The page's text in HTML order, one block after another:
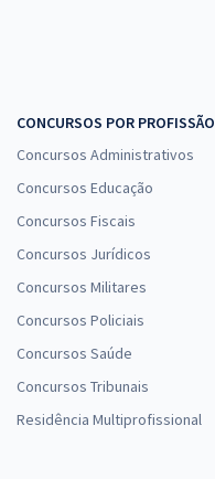
CONCURSOS POR PROFISSÃO
Concursos Administrativos
Concursos Educação
Concursos Fiscais
Concursos Jurídicos
Concursos Militares
Concursos Policiais
Concursos Saúde
Concursos Tribunais
Residência Multiprofissional